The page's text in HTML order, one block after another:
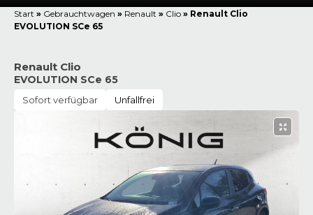
Start » Gebrauchtwagen » Renault » Clio » Renault Clio
EVOLUTION SCe 65
Renault Clio
EVOLUTION SCe 65
Sofort verfügbar Unfallfrei